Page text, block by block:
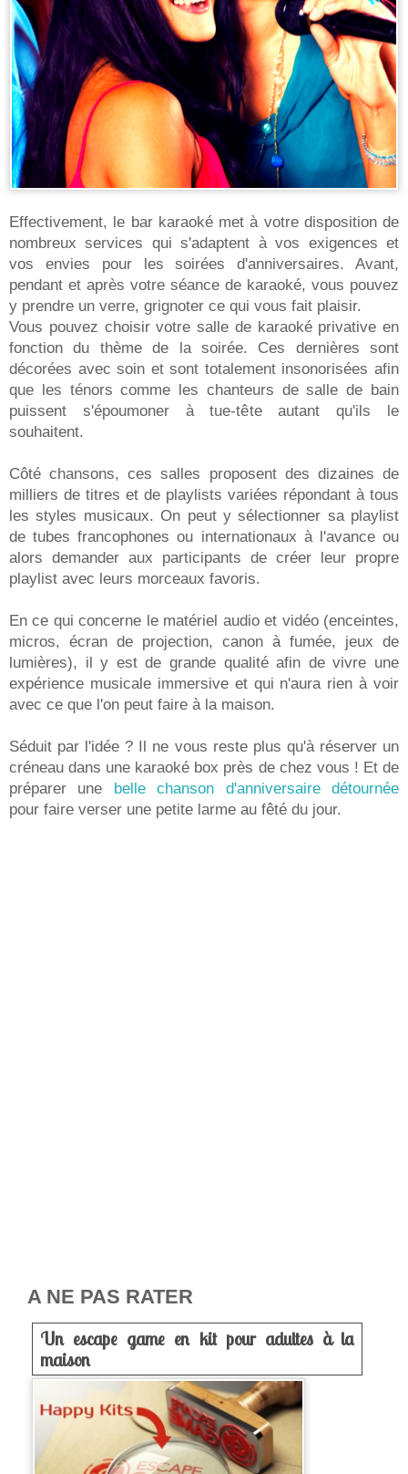
Effectivement, le bar karaoké met à votre disposition de
nombreux services qui s'adaptent à vos exigences et
vos envies pour les soirées d'anniversaires. Avant,
pendant et après votre séance de karaoké, vous pouvez
y prendre un verre, grignoter ce qui vous fait plaisir.
Vous pouvez choisir votre salle de karaoké privative en
fonction du thème de la soirée. Ces dernières sont
décorées avec soin et sont totalement insonorisées afin
que les ténors comme les chanteurs de salle de bain
puissent s'époumoner à tue-tête autant qu'ils le
souhaitent.
Côté chansons, ces salles proposent des dizaines de
milliers de titres et de playlists variées répondant à tous
les styles musicaux. On peut y sélectionner sa playlist
de tubes francophones ou internationaux à l'avance ou
alors demander aux participants de créer leur propre
playlist avec leurs morceaux favoris.
En ce qui concerne le matériel audio et vidéo (enceintes,
micros, écran de projection, canon à fumée, jeux de
lumières), il y est de grande qualité afin de vivre une
expérience musicale immersive et qui n'aura rien à voir
avec ce que l'on peut faire à la maison.
Séduit par l'idée ? Il ne vous reste plus qu'à réserver un
créneau dans une karaoké box près de chez vous ! Et de
préparer une
belle chanson d'anniversaire détournée
pour faire verser une petite larme au fêté du jour.
A NE PAS RATER
Un escape game en kit pour adultes à la
maison